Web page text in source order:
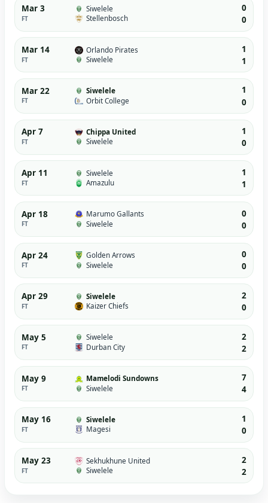
Mar 3
FT
Siwelele
Stellenbosch
0
0
Mar 14
FT
Orlando Pirates
Siwelele
1
1
Mar 22
FT
Siwelele
Orbit College
1
0
Apr 7
FT
Chippa United
Siwelele
1
0
Apr 11
FT
Siwelele
Amazulu
1
1
Apr 18
FT
Marumo Gallants
Siwelele
0
0
Apr 24
FT
Golden Arrows
Siwelele
0
0
Apr 29
FT
Siwelele
Kaizer Chiefs
2
0
May 5
FT
Siwelele
Durban City
2
2
May 9
FT
Mamelodi Sundowns
Siwelele
7
4
May 16
FT
Siwelele
Magesi
1
0
May 23
FT
Sekhukhune United
Siwelele
2
2